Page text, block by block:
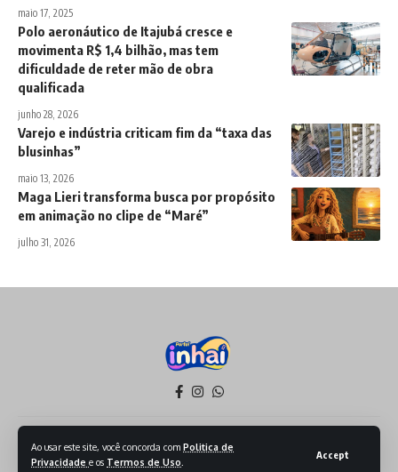
Ao usar este site, você concorda com Politica de
Privacidade e os Termos de Uso
Accept
maio 17, 2025
Polo aeronáutico de Itajubá cresce e
movimenta R$ 1,4 bilhão, mas tem
dificuldade de reter mão de obra
qualificada
junho 28, 2026
Varejo e indústria criticam fim da “taxa das
blusinhas”
maio 13, 2026
Maga Lieri transforma busca por propósito
em animação no clipe de “Maré”
julho 31, 2026
Todos os Direitos reservados - 2026 - Produzido por Sept Mídia